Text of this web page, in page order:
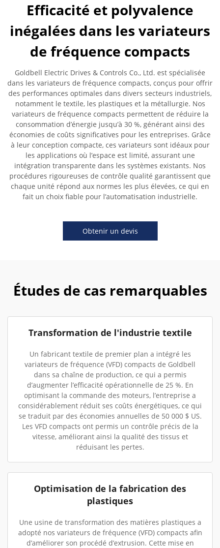
Efficacité et polyvalence
inégalées dans les variateurs
de fréquence compacts
Goldbell Electric Drives & Controls Co., Ltd. est spécialisée
dans les variateurs de fréquence compacts, conçus pour offrir
des performances optimales dans divers secteurs industriels,
notamment le textile, les plastiques et la métallurgie. Nos
variateurs de fréquence compacts permettent de réduire la
consommation d’énergie jusqu’à 30 %, générant ainsi des
économies de coûts significatives pour les entreprises. Grâce
à leur conception compacte, ces variateurs sont idéaux pour
les applications où l’espace est limité, assurant une
intégration transparente dans les systèmes existants. Nos
procédures rigoureuses de contrôle qualité garantissent que
chaque unité répond aux normes les plus élevées, ce qui en
fait un choix fiable pour l’automatisation industrielle.
Obtenir un devis
Études de cas remarquables
Transformation de l'industrie textile
Un fabricant textile de premier plan a intégré les
variateurs de fréquence (VFD) compacts de Goldbell
dans sa chaîne de production, ce qui a permis
d’augmenter l’efficacité opérationnelle de 25 %. En
optimisant la commande des moteurs, l’entreprise a
considérablement réduit ses coûts énergétiques, ce qui
se traduit par des économies annuelles de 50 000 $ US.
Les VFD compacts ont permis un contrôle précis de la
vitesse, améliorant ainsi la qualité des tissus et
réduisant les pertes.
Optimisation de la fabrication des
plastiques
Une usine de transformation des matières plastiques a
adopté nos variateurs de fréquence (VFD) compacts afin
d’améliorer son procédé d’extrusion. Cette mise en